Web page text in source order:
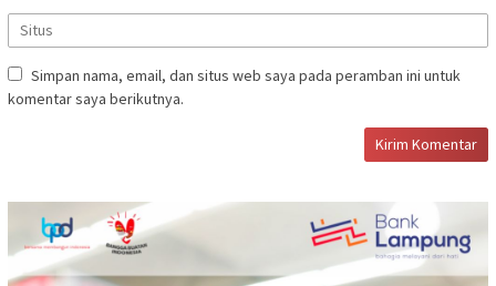
Simpan nama, email, dan situs web saya pada peramban ini untuk
komentar saya berikutnya.